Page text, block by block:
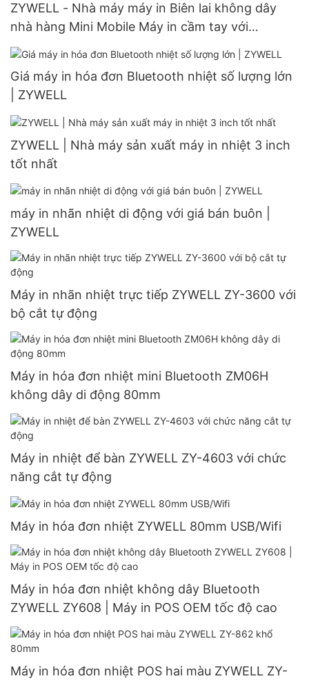
ZYWELL - Nhà máy máy in Biên lai không dây
nhà hàng Mini Mobile Máy in cầm tay với
Bluetooth ZM03 USB+BT
Giá máy in hóa đơn Bluetooth nhiệt số lượng lớn
| ZYWELL
ZYWELL | Nhà máy sản xuất máy in nhiệt 3 inch
tốt nhất
máy in nhãn nhiệt di động với giá bán buôn |
ZYWELL
Máy in nhãn nhiệt trực tiếp ZYWELL ZY-3600 với
bộ cắt tự động
Máy in hóa đơn nhiệt mini Bluetooth ZM06H
không dây di động 80mm
Máy in nhiệt để bàn ZYWELL ZY-4603 với chức
năng cắt tự động
Máy in hóa đơn nhiệt ZYWELL 80mm USB/Wifi
Máy in hóa đơn nhiệt không dây Bluetooth
ZYWELL ZY608 | Máy in POS OEM tốc độ cao
Máy in hóa đơn nhiệt POS hai màu ZYWELL ZY-